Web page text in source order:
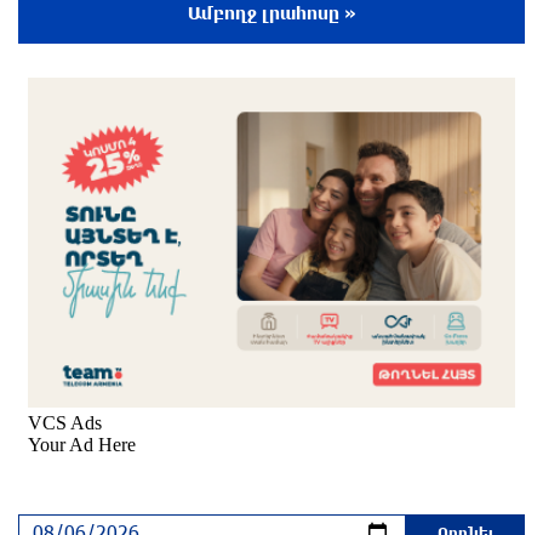
համաձայնության են եկել Յան Դիոմանդեի
տրանսֆերի վերաբերյալ
2 ժամ առաջ
ՆԳՆ-ն մանրամասներ է հայտնել
բենզալցակայանում տեղի ունեցած
պայթյունից
2 ժամ առաջ
Նուբարաշենի աղբավայրում տրակտորով
աշխատակցի վրա. վերջինս մահացել է
Ամբողջ լրահոսը »